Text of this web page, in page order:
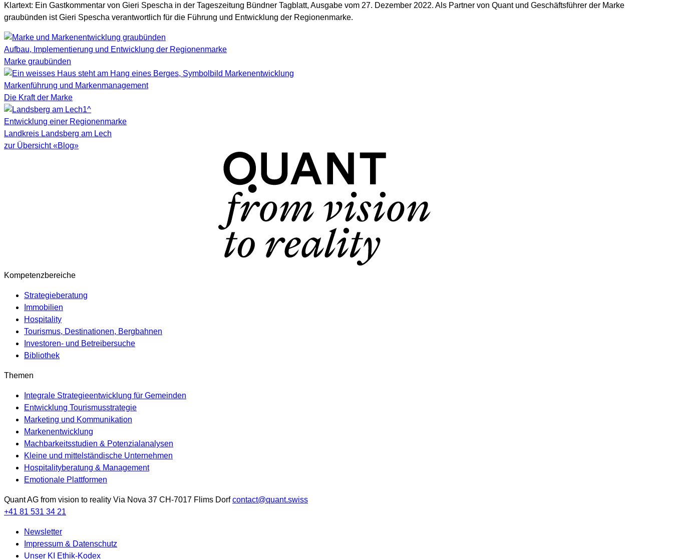
Klartext: Ein Gastkommentar von Gieri Spescha in der Tageszeitung Bündner Tagblatt, Ausgabe vom 27. Dezember 2022. Als Partner von Quant und Geschäftsführer der Marke
graubünden ist Gieri Spescha verantwortlich für die Führung und Entwicklung der Regionenmarke.
Aufbau, Implementierung und Entwicklung der Regionenmarke
Marke graubünden
Markenführung und Markenmanagement
Die Kraft der Marke
Entwicklung einer Regionenmarke
Landkreis Landsberg am Lech
zur Übersicht «Blog»
Kompetenzbereiche
Strategieberatung
Immobilien
Hospitality
Tourismus, Destinationen, Bergbahnen
Investoren- und Betreibersuche
Bibliothek
Themen
Integrale Strategieentwicklung für Gemeinden
Entwicklung Tourismusstrategie
Marketing und Kommunikation
Markenentwicklung
Machbarkeitsstudien & Potenzialanalysen
Kleine und mittelständische Unternehmen
Hospitalityberatung & Management
Emotionale Plattformen
Quant AG from vision to reality Via Nova 37 CH-7017 Flims Dorf contact@quant.swiss
+41 81 531 34 21
Newsletter
Impressum & Datenschutz
Unser KI Ethik-Kodex